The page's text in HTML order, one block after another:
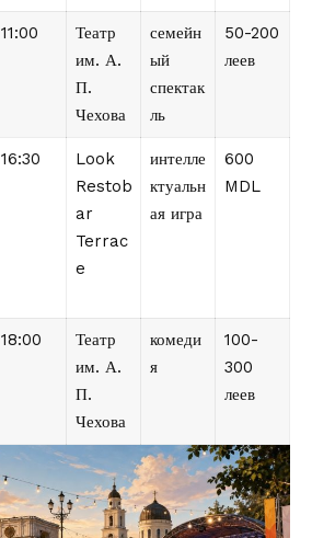
11:00
Театр
им. А.
П.
Чехова
семейн
ый
спектак
ль
50-200
леев
16:30
Look
Restob
ar
Terrac
e
интелле
ктуальн
ая игра
600
MDL
18:00
Театр
им. А.
П.
Чехова
комеди
я
100-
300
леев